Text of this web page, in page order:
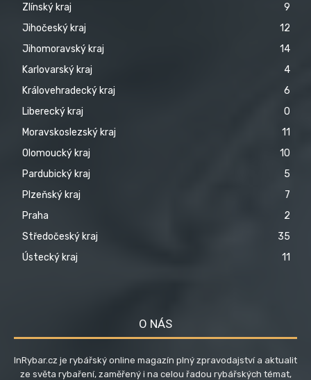
Zlínský kraj
9
Jihočeský kraj
12
Jihomoravský kraj
14
Karlovarský kraj
4
Královehradecký kraj
6
Liberecký kraj
0
Moravskoslezský kraj
11
Olomoucký kraj
10
Pardubický kraj
5
Plzeňský kraj
7
Praha
2
Středočeský kraj
35
Ústecký kraj
11
O NÁS
InRybar.cz je rybářský online magazín plný zpravodajství a aktualit
ze světa rybaření, zaměřený i na celou řadou rybářských témat,